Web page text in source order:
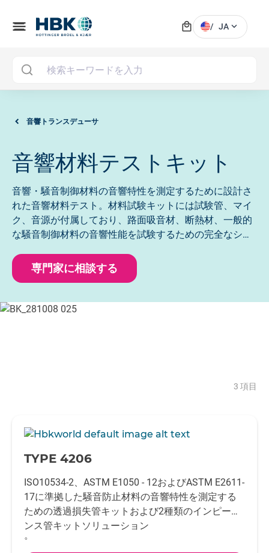
menu local_mall / JA expand_more
音響トランスデューサ
音響材料テストキット
音響・騒音制御材料の音響特性を測定するために設計さ
れた音響材料テスト。材料試験キットには試験管、マイ
ク、音源が付属しており、路面吸音材、断熱材、一般的
な騒音制御材料の音響性能を試験するための完全なシス
専門家に相談する
3 項目
-
TYPE 4206
ISO10534-2、ASTM E1050 - 12およびASTM E2611-
17に準拠した騒音防止材料の音響特性を測定する
ための透過損失管キットおよび2種類のインピーダ
ンス管キットソリューション
。